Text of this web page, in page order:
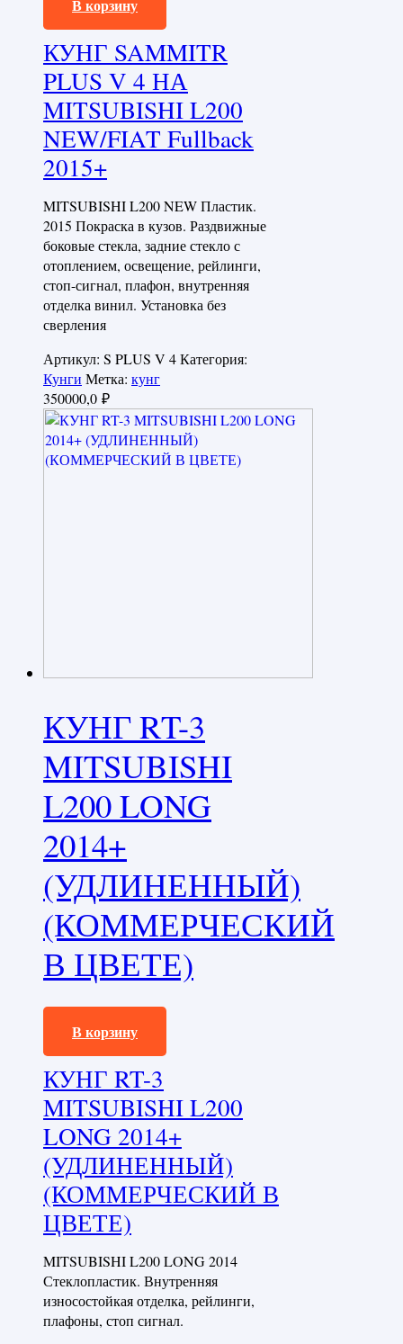
В корзину
КУНГ SAMMITR
PLUS V 4 НА
MITSUBISHI L200
NEW/FIAT Fullback
2015+
MITSUBISHI L200 NEW Пластик.
2015 Покраска в кузов. Раздвижные
боковые стекла, задние стекло с
отоплением, освещение, рейлинги,
стоп-сигнал, плафон, внутренняя
отделка винил. Установка без
сверления
Артикул: S PLUS V 4Категория:
Кунги Метка: кунг
350000,0 ₽
КУНГ RT-3
MITSUBISHI
L200 LONG
2014+
(УДЛИНЕННЫЙ)
(КОММЕРЧЕСКИЙ
В ЦВЕТЕ)
175000,0₽
В корзину
КУНГ RT-3
MITSUBISHI L200
LONG 2014+
(УДЛИНЕННЫЙ)
(КОММЕРЧЕСКИЙ В
ЦВЕТЕ)
MITSUBISHI L200 LONG 2014
Стеклопластик. Внутренняя
износостойкая отделка, рейлинги,
плафоны, стоп сигнал.